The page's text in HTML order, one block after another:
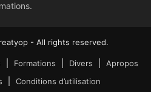
- All rights reserved.
Formations Divers
Apropos
Conditions d’utilisation